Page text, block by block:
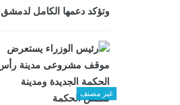
وتؤكد دعمها الكامل لدمشق
غير مصنف